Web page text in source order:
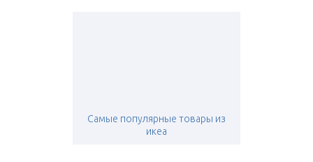
Самые популярные товары из
икеа